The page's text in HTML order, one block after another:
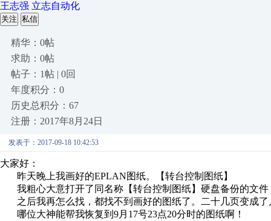
王志强 立志自动化
关注 私信
精华：0帖
求助：0帖
帖子：1帖 | 0回
年度积分：0
历史总积分：67
注册：2017年8月24日
发表于：2017-09-18 10:42:53
大家好：
昨天晚上我画好的EPLAN图纸。【转台控制图纸】
我粗心大意打开了同名称【转台控制图纸】硬盘备份的文件
之后我再怎么找，都找不到画好的图纸了。二十几页变成了
哪位大神能帮我恢复到9月17号23点20分时的图纸啊！